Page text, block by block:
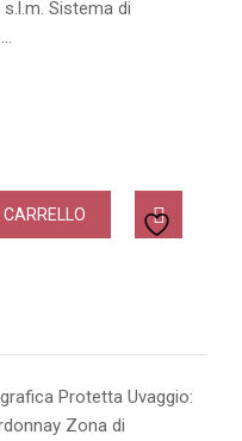
Sistema di
Protetta Uvaggio:
Zona di